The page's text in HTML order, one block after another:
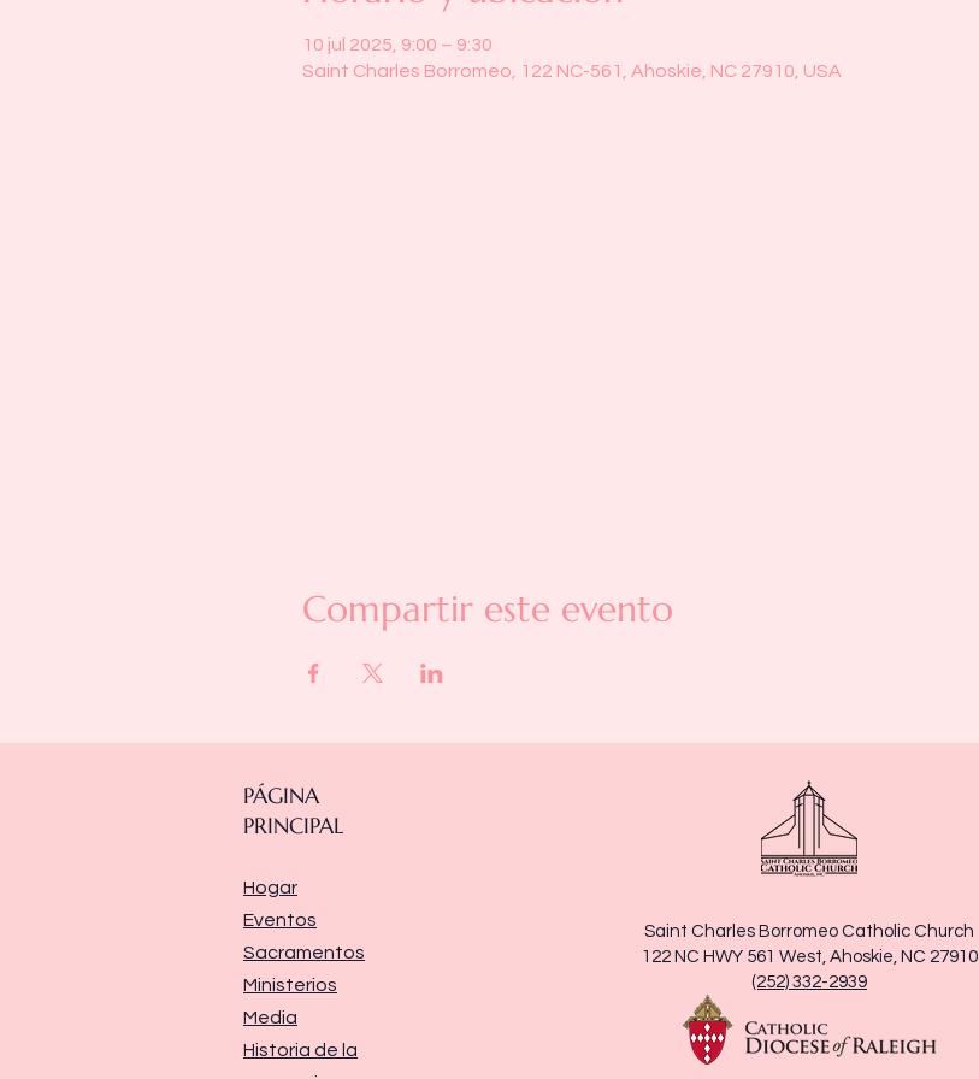
10 jul 2025, 9:00 – 9:30
Saint Charles Borromeo, 122 NC-561, Ahoskie, NC 27910, USA
Compartir este evento
PÁGINA
PRINCIPAL
Hogar
Eventos
Sacramentos
Ministerios
Media
Historia de la
Saint Charles Borromeo Catholic Church
122 NC HWY 561 West, Ahoskie, NC 27910
(252) 332-2939